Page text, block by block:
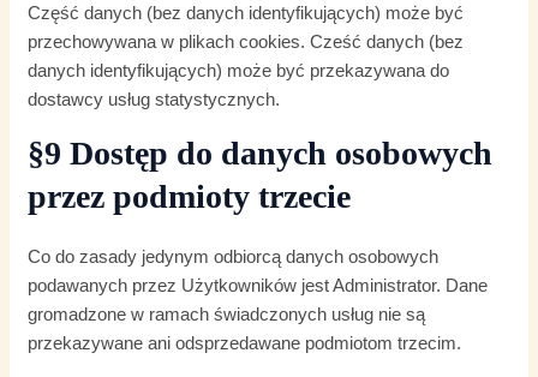
Część danych (bez danych identyfikujących) może być
przechowywana w plikach cookies. Cześć danych (bez
danych identyfikujących) może być przekazywana do
dostawcy usług statystycznych.
§9 Dostęp do danych osobowych
przez podmioty trzecie
Co do zasady jedynym odbiorcą danych osobowych
podawanych przez Użytkowników jest Administrator. Dane
gromadzone w ramach świadczonych usług nie są
przekazywane ani odsprzedawane podmiotom trzecim.